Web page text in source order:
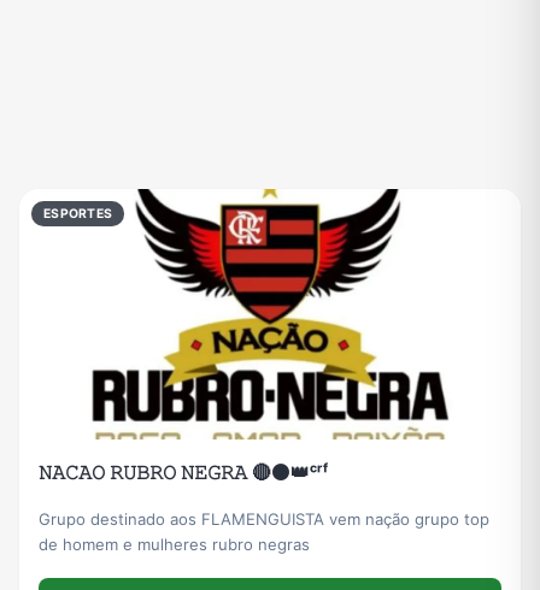
ESPORTES
𝙽𝙰𝙲𝙰𝙾 𝚁𝚄𝙱𝚁𝙾 𝙽𝙴𝙶𝚁𝙰 🔴⚫👑ᶜʳᶠ
Grupo destinado aos FLAMENGUISTA vem nação grupo top
de homem e mulheres rubro negras